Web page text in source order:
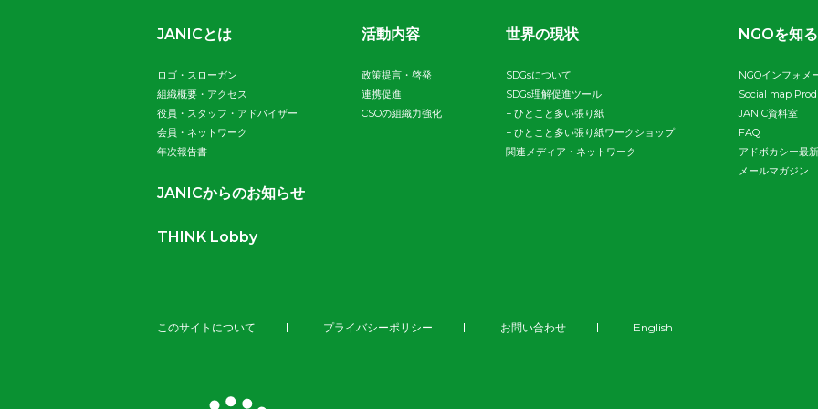
JANICとは
ロゴ・スローガン
組織概要・アクセス
役員・スタッフ・アドバイザー
会員・ネットワーク
年次報告書
活動内容
政策提言・啓発
連携促進
CSOの組織力強化
世界の現状
SDGsについて
SDGs理解促進ツール
− ひとこと多い張り紙
− ひとこと多い張り紙ワークショップ
関連メディア・ネットワーク
NGOを知る
NGOインフォメ
Social map
JANIC資料室
FAQ
アドボカシー最
メールマガジン
JANICからのお知らせ
THINK Lobby
このサイトについて プライバシーポリシー お問い合わせ English